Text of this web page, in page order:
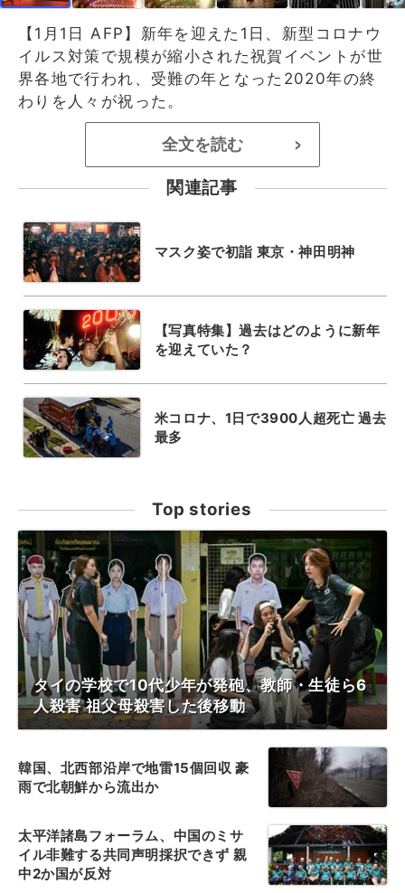
【1月1日 AFP】新年を迎えた1日、新型コロナウ
イルス対策で規模が縮小された祝賀イベントが世
界各地で行われ、受難の年となった2020年の終
わりを人々が祝った。
全文を読む >
関連記事
マスク姿で初詣 東京・神田明神
【写真特集】過去はどのように新年
を迎えていた？
米コロナ、1日で3900人超死亡 過去
最多
Top stories
タイの学校で10代少年が発砲、教師・生徒ら6
人殺害 祖父母殺害した後移動
韓国、北西部沿岸で地雷15個回収 豪
雨で北朝鮮から流出か
太平洋諸島フォーラム、中国のミサ
イル非難する共同声明採択できず 親
中2か国が反対